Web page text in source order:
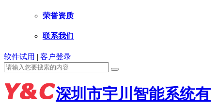
荣誉资质
联系我们
软件试用 | 客户登录
深圳市宇川智能系统有